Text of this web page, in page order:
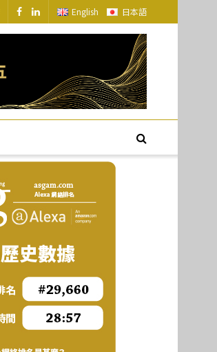
English 日本語